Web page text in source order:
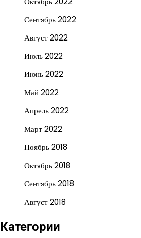
Сентябрь 2022
Август 2022
Июль 2022
Июнь 2022
Май 2022
Апрель 2022
Март 2022
Ноябрь 2018
Октябрь 2018
Сентябрь 2018
Август 2018
Категории